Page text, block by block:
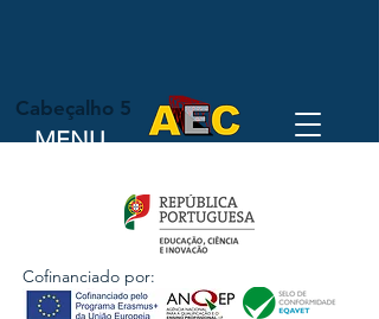
Cofinanciado por:
MENU
Cabeçalho 5